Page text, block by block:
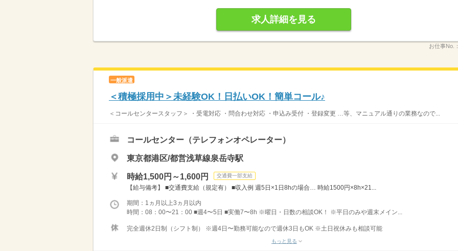
求人詳細を見る
お仕事No.：
一般派遣
＜積極採用中＞未経験OK！日払いOK！簡単コール♪
＜コールセンタースタッフ＞ ・受電対応 ・問合わせ対応 ・申込み受付 ・登録変更 …等、マニュアル通りの業務なので...
コールセンター（テレフォンオペレーター）
東京都港区/都営浅草線泉岳寺駅
時給1,500円～1,600円 交通費一部支給
【給与備考】 ■交通費支給（規定有） ■収入例 週5日×1日8hの場合… 時給1500円×8h×21...
期間：1ヵ月以上3ヵ月以内
時間：08：00〜21：00 ■週4〜5日 ■実働7〜8h ※曜日・日数の相談OK！ ※平日のみや週末メイン...
完全週休2日制（シフト制） ※週4日〜勤務可能なので週休3日もOK ※土日祝休みも相談可能
もっと見る